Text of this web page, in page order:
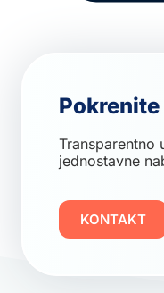
Transparentno
jednostavne
KONTAKT